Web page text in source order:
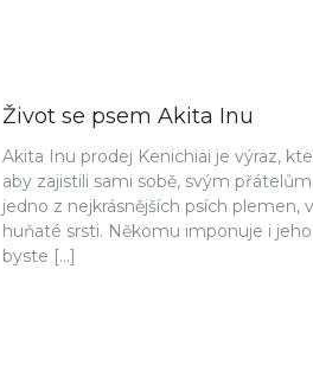
Život se psem Akita Inu
Akita Inu prodej Kenichiai je výraz,
aby zajistili sami sobě, svým
jedno z nejkrásnějších psích
huňaté srsti. Někomu imponuje i
byste […]